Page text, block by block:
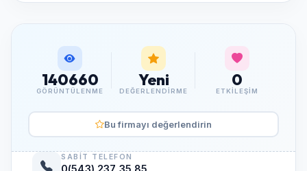
140660
GÖRÜNTÜLENME
Yeni
DEĞERLENDIRME
0
ETKILEŞIM
Bu firmayı değerlendirin
SABIT TELEFON
0(543) 237 35 85